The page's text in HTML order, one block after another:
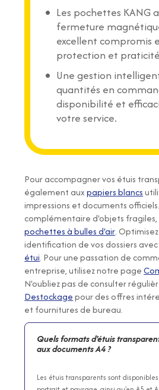
Les pochettes KANG
fermeture
excellent compromis
protection et
Une gestion
quantités en
disponibilité et
votre service.
Pour accompagner vos étuis
également auxpapiers blancs
impressions et documents
complémentaire d'objets fragiles,
pochettes à bulles d'air.
identification de vos dossiers avec
étui. Pour une passation de
entreprise, utilisez notre page
N'oubliez pas de consulter
Destockagepour des offres
et fournitures de bureau.
Quels formats d'étuis
aux documents A4 ?
Les étuis transparents sont